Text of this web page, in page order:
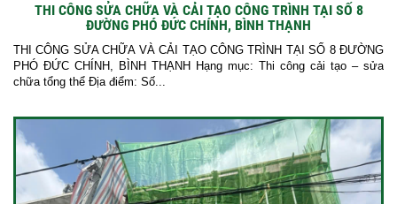
THI CÔNG SỬA CHỮA VÀ CẢI TẠO CÔNG TRÌNH TẠI SỐ 8
ĐƯỜNG PHÓ ĐỨC CHÍNH, BÌNH THẠNH
THI CÔNG SỬA CHỮA VÀ CẢI TẠO CÔNG TRÌNH TẠI SỐ 8 ĐƯỜNG
PHÓ ĐỨC CHÍNH, BÌNH THẠNH Hạng mục: Thi công cải tạo – sửa
chữa tổng thể Địa điểm: Số...